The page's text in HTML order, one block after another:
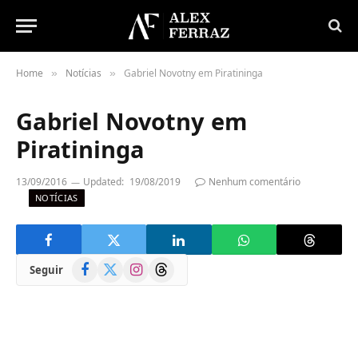
Home » Notícias » Gabriel Novotny em Piratininga
Gabriel Novotny em
Piratininga
13/09/2016 Updated: 19/08/2019 Nenhum comentário
NOTÍCIAS
Seguir Facebook
(Twitter)
InstagramThreads